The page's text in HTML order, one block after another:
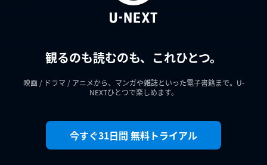
観るのも読むのも、これひとつ。
映画 / ドラマ / アニメから、マンガや雑誌といった電子書籍まで。U-
NEXTひとつで楽しめます。
今すぐ31日間 無料トライアル